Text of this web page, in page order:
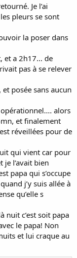
Je l’ai
pleurs se sont
la poser dans
et a 2h17... de
pas à se relever
posée sans aucun
alors
et finalement
réveillées pour de
qui vient car pour
l’avait bien
papa qui s’occupe
j’y suis allée à
qu’elle s
nuit c’est soit papa
le papa! Non
et lui craque au